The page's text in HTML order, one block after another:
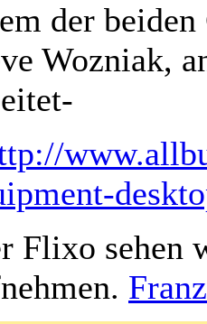
der
Wozniak,
Flixo